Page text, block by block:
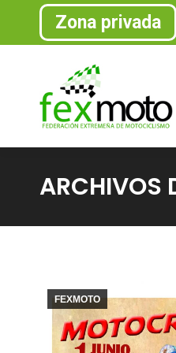
Zona privada
ARCHIVOS
FEXMOTO